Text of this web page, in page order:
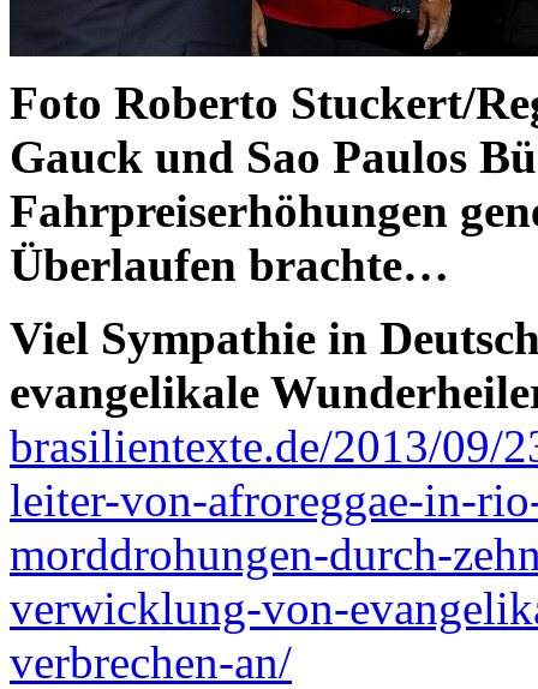
Foto Roberto Stuckert/
Gauck und Sao Paulos
Fahrpreiserhöhungen
Überlaufen brachte…
Viel Sympathie in
evangelikale
brasilientexte.de/2013/09/
leiter-von-afroreggae-in-
morddrohungen-durch-
verwicklung-von-
verbrechen-an/